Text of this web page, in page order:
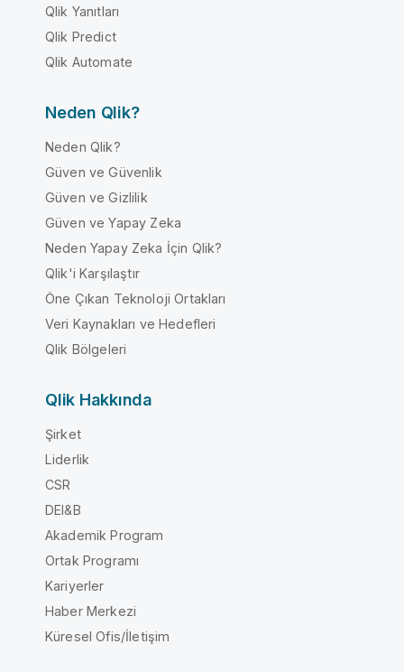
Qlik Yanıtları
Qlik Predict
Qlik Automate
Neden Qlik?
Neden Qlik?
Güven ve Güvenlik
Güven ve Gizlilik
Güven ve Yapay Zeka
Neden Yapay Zeka İçin Qlik?
Qlik'i Karşılaştır
Öne Çıkan Teknoloji Ortakları
Veri Kaynakları ve Hedefleri
Qlik Bölgeleri
Qlik Hakkında
Şirket
Liderlik
CSR
DEI&B
Akademik Program
Ortak Programı
Kariyerler
Haber Merkezi
Küresel Ofis/İletişim